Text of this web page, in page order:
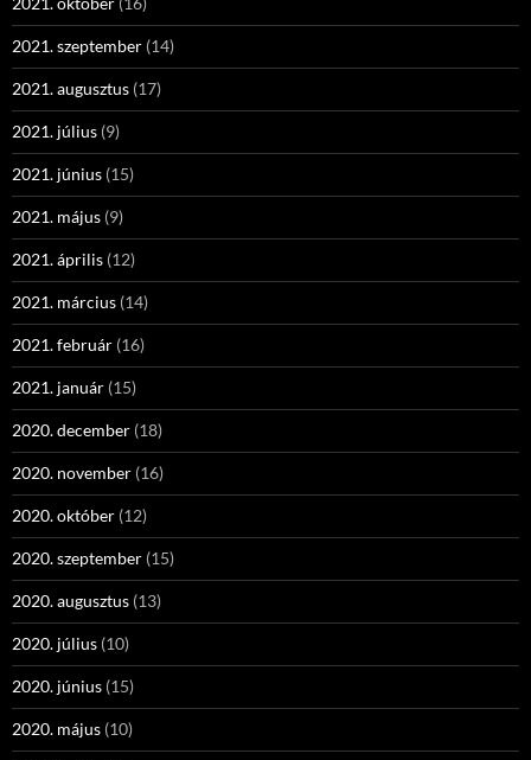
2021. szeptember (14)
2021. augusztus (17)
2021. július (9)
2021. június (15)
2021. május (9)
2021. április (12)
2021. március (14)
2021. február (16)
2021. január (15)
2020. december (18)
2020. november (16)
2020. október (12)
2020. szeptember (15)
2020. augusztus (13)
2020. július (10)
2020. június (15)
2020. május (10)